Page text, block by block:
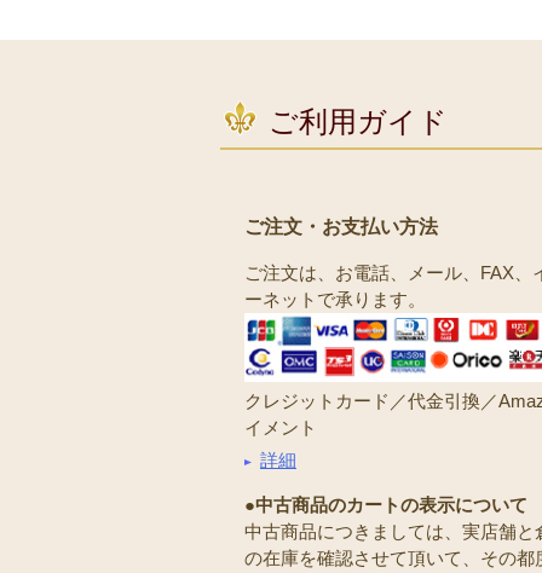
ご利用ガイド
ご注文・お支払い方法
ご注文は、お電話、メール、FAX、
ーネットで承ります。
クレジットカード／代金引換／
イメント
詳細
●中古商品のカートの表示について
中古商品につきましては、実店舗と
の在庫を確認させて頂いて、その都